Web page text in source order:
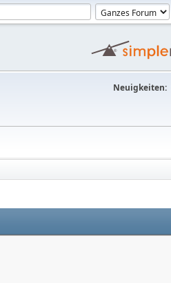
Neuigkeiten: